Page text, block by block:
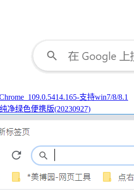
支持win7/8/8.1
净绿色便携版(20230927)